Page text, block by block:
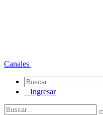
Canales
Ingresar